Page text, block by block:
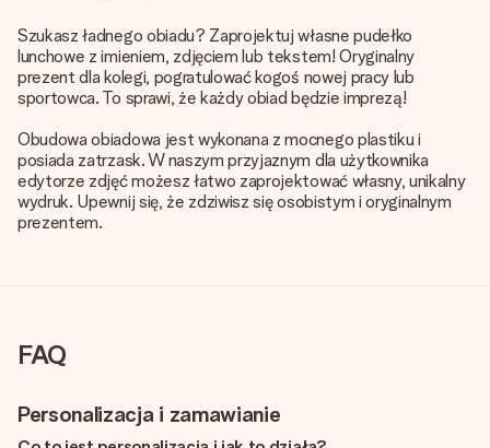
Szukasz ładnego obiadu? Zaprojektuj własne pudełko
lunchowe z imieniem, zdjęciem lub tekstem! Oryginalny
prezent dla kolegi, pogratulować kogoś nowej pracy lub
sportowca. To sprawi, że każdy obiad będzie imprezą!
Obudowa obiadowa jest wykonana z mocnego plastiku i
posiada zatrzask. W naszym przyjaznym dla użytkownika
edytorze zdjęć możesz łatwo zaprojektować własny, unikalny
wydruk. Upewnij się, że zdziwisz się osobistym i oryginalnym
prezentem.
FAQ
Personalizacja i zamawianie